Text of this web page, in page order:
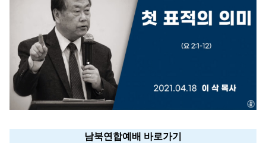
남북연합예배 바로가기